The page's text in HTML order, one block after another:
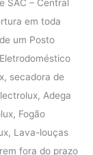
SAC – Central
em toda
um Posto
secadora de
Adega
Fogão
Lava-louças
fora do prazo